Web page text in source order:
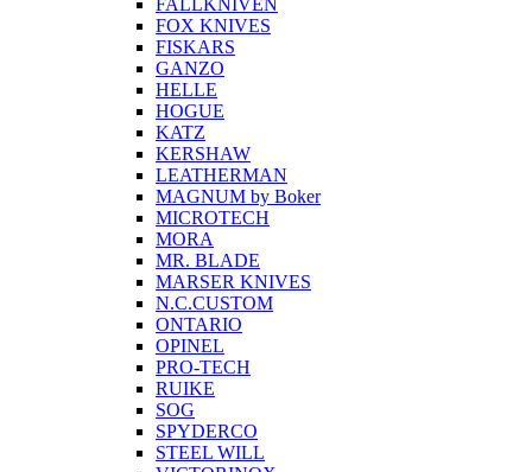
FALLKNIVEN
FOX KNIVES
FISKARS
GANZO
HELLE
HOGUE
KATZ
KERSHAW
LEATHERMAN
MAGNUM by Boker
MICROTECH
MORA
MR. BLADE
MARSER KNIVES
N.C.CUSTOM
ONTARIO
OPINEL
PRO-TECH
RUIKE
SOG
SPYDERCO
STEEL WILL